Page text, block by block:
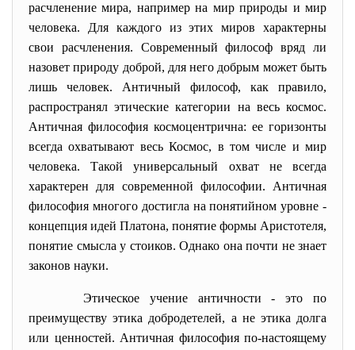
расчленение мира, например на мир природы и мир
человека. Для каждого из этих миров характерны
свои расчленения. Современный философ вряд ли
назовет природу доброй, для него добрым может быть
лишь человек. Античный философ, как правило,
распространял этические категории на весь космос.
Античная философия космоцентрична: ее горизонты
всегда охватывают весь Космос, в том числе и мир
человека. Такой универсальный охват не всегда
характерен для современной философии. Античная
философия многого достигла на понятийном уровне -
концепция идей Платона, понятие формы Аристотеля,
понятие смысла у стоиков. Однако она почти не знает
законов науки.
Этическое учение античности- это по
преимуществу этика добродетелей, а не этика долга
или ценностей. Античная философия по-настоящему